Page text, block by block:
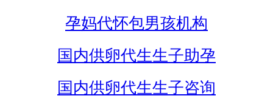
孕妈代怀包男孩机构
国内供卵代生生子助孕
国内供卵代生生子咨询